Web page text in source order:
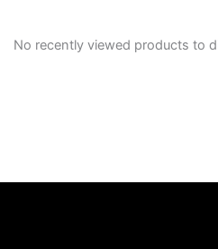
No recently viewed products to